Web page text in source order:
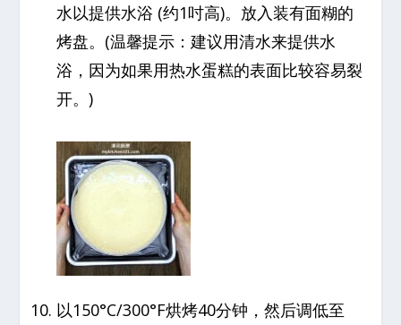
水以提供水浴 (约1吋高)。放入装有面糊的
烤盘。(温馨提示：建议用清水来提供水
浴，因为如果用热水蛋糕的表面比较容易裂
开。)
以150°C/300°F烘烤40分钟，然后调低至